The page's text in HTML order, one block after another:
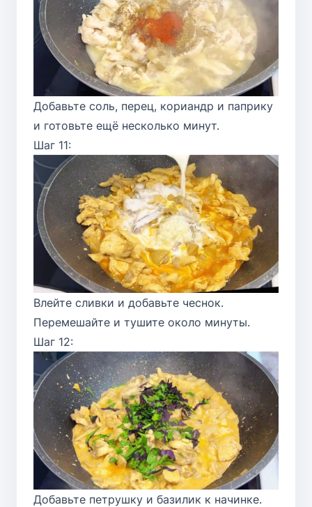
Добавьте соль, перец, кориандр и паприку
и готовьте ещё несколько минут.
Шаг 11:
Влейте сливки и добавьте чеснок.
Перемешайте и тушите около минуты.
Шаг 12:
Добавьте петрушку и базилик к начинке.